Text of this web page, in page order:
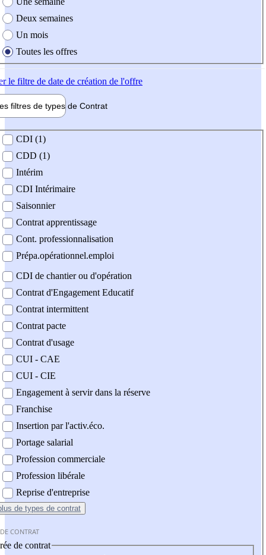
Deux semaines
Un mois
Toutes les offres
le filtre de date de création de l'offre
filtres de types de Contrat
contrat
CDI (1)
CDD (1)
Intérim
CDI Intérimaire
Saisonnier
Contrat apprentissage
Cont. professionnalisation
Prépa.opérationnel.emploi
CDI de chantier ou d'opération
Contrat d'Engagement Educatif
Contrat intermittent
Contrat pacte
Contrat d'usage
CUI - CAE
CUI - CIE
Engagement à servir dans la réserve
Franchise
Insertion par l'activ.éco.
Portage salarial
Profession commerciale
Profession libérale
Reprise d'entreprise
de types de contrat
CONTRAT
de contrat